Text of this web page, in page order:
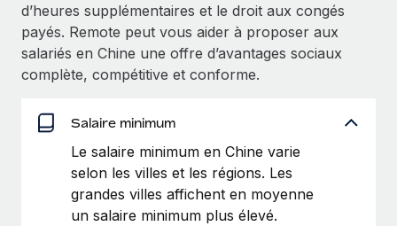
Remote Watchtower
Gardez un temps d’avance sur les risques en
Achetez et suivez vos équipements informatiques
dans le monde entier
Création d’entité
Établissez des entités rapidement et en toute
Paie multipays
EOR et PEO
Explorer le blog
d’heures supplémentaires et le droit aux congés
payés. Remote peut vous aider à proposer aux
salariés en Chine une offre d’avantages sociaux
complète, compétitive et conforme.
Salaire minimum
Le salaire minimum en Chine varie
selon les villes et les régions. Les
grandes villes affichent en moyenne
un salaire minimum plus élevé.